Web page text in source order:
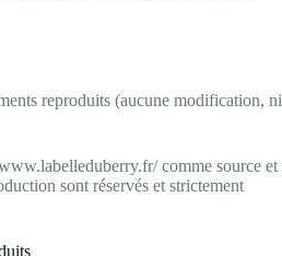
reproduits (aucune modification, ni
comme source et
sont réservés et strictement